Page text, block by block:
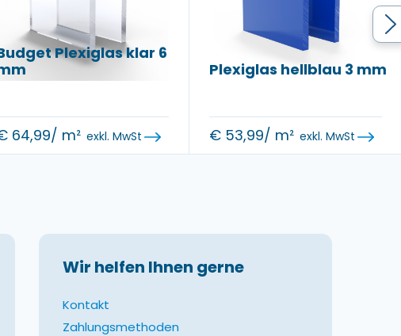
Plexiglas klar 6
64,99/ m² exkl. MwSt
Plexiglas hellblau 3 mm
€ 53,99/ m² exkl. MwSt
Wir helfen Ihnen gerne
Kontakt
Zahlungsmethoden